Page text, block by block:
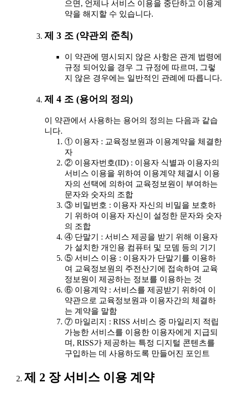
으면, 언제나 서비스 이용을 중단하고 이용계
약을 해지할 수 있습니다.
제 3 조 (약관외 준칙)
이 약관에 명시되지 않은 사항은 관계 법령에
규정 되어있을 경우 그 규정에 따르며, 그렇
지 않은 경우에는 일반적인 관례에 따릅니다.
제 4 조 (용어의 정의)
이 약관에서 사용하는 용어의 정의는 다음과 같습
니다.
① 이용자 : 교육정보원과 이용계약을 체결한
자
② 이용자번호(ID) : 이용자 식별과 이용자의
서비스 이용을 위하여 이용계약 체결시 이용
자의 선택에 의하여 교육정보원이 부여하는
문자와 숫자의 조합
③ 비밀번호 : 이용자 자신의 비밀을 보호하
기 위하여 이용자 자신이 설정한 문자와 숫자
의 조합
④ 단말기 : 서비스 제공을 받기 위해 이용자
가 설치한 개인용 컴퓨터 및 모뎀 등의 기기
⑤ 서비스 이용 : 이용자가 단말기를 이용하
여 교육정보원의 주전산기에 접속하여 교육
정보원이 제공하는 정보를 이용하는 것
⑥ 이용계약 : 서비스를 제공받기 위하여 이
약관으로 교육정보원과 이용자간의 체결하
는 계약을 말함
⑦ 마일리지 : RISS 서비스 중 마일리지 적립
가능한 서비스를 이용한 이용자에게 지급되
며, RISS가 제공하는 특정 디지털 콘텐츠를
구입하는 데 사용하도록 만들어진 포인트
제 2 장 서비스 이용 계약